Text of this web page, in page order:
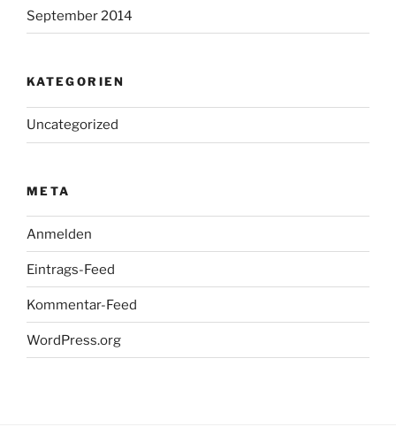
September 2014
KATEGORIEN
Uncategorized
META
Anmelden
Eintrags-Feed
Kommentar-Feed
WordPress.org